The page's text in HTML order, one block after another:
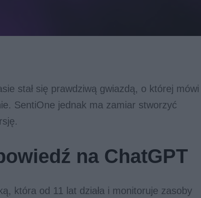
stał się prawdziwą gwiazdą, o której mówi
SentiOne jednak ma zamiar stworzyć
na ChatGPT
która od 11 lat działa i monitoruje zasoby